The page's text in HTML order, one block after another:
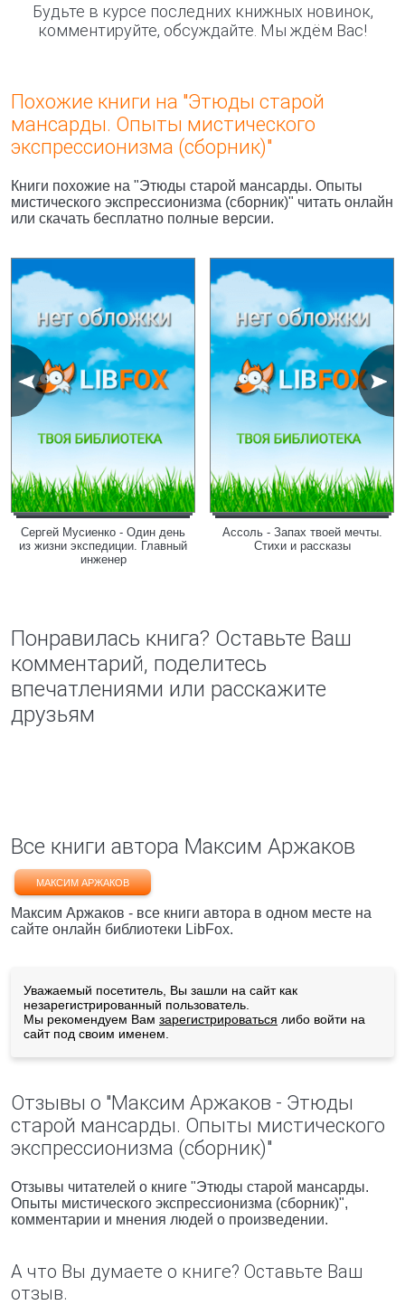
Будьте в курсе последних книжных новинок,
комментируйте, обсуждайте. Мы ждём Вас!
Похожие книги на "Этюды старой
мансарды. Опыты мистического
экспрессионизма (сборник)"
Книги похожие на "Этюды старой мансарды. Опыты
мистического экспрессионизма (сборник)" читать онлайн
или скачать бесплатно полные версии.
Сергей Мусиенко - Один день
из жизни экспедиции. Главный
инженер
Ассоль - Запах твоей мечты.
Стихи и рассказы
Понравилась книга? Оставьте Ваш
комментарий, поделитесь
впечатлениями или расскажите
друзьям
Все книги автора Максим Аржаков
МАКСИМ АРЖАКОВ
Максим Аржаков - все книги автора в одном месте на
сайте онлайн библиотеки LibFox.
Уважаемый посетитель, Вы зашли на сайт как
незарегистрированный пользователь.
Мы рекомендуем Вам зарегистрироваться либо войти на
сайт под своим именем.
Отзывы о "Максим Аржаков - Этюды
старой мансарды. Опыты мистического
экспрессионизма (сборник)"
Отзывы читателей о книге "Этюды старой мансарды.
Опыты мистического экспрессионизма (сборник)",
комментарии и мнения людей о произведении.
А что Вы думаете о книге? Оставьте Ваш
отзыв.